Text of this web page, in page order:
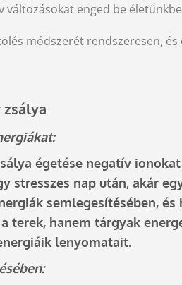
enged be
módszerét rendszeresen, és
égetése negatív
stresszes nap után, akár
semlegesítésében,
terek, hanem tárgyak
lenyomatait.